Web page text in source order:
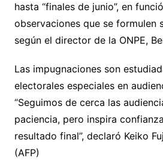
hasta “finales de junio”, en
observaciones que se formulen
según el director de la ONPE,
Las impugnaciones son
electorales especiales en
“Seguimos de cerca las
paciencia, pero inspira
resultado final”, declaró Keiko
(AFP)